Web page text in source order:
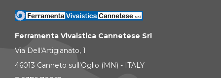
Ferramenta Vivaistica Cannetese Srl
Via Dell'Artigianato, 1
46013 Canneto sull'Oglio (MN) - ITALY